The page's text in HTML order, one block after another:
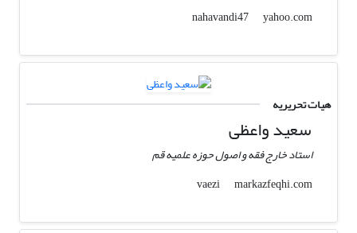
nahavandi47
yahoo.com
هیات تحریریه
سعید واعظی
استاد خارج فقه و اصول حوزه علمیه قم
vaezi
markazfeqhi.com